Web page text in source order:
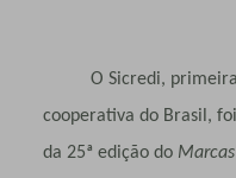
O Sicredi, primeira
cooperativa do Brasil,
da 25ª edição do